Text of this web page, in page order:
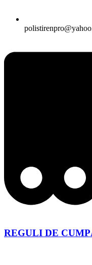
REGULI DE